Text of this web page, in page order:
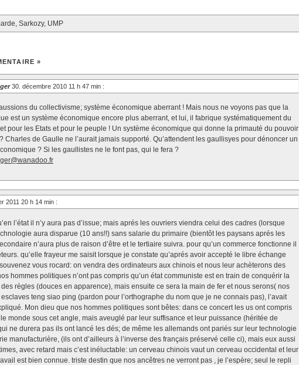
, Sarkozy, UMP
»
30. décembre 2010 11 h 47 min :
du collectivisme; système économique aberrant ! Mais nous ne voyons pas que la
est un système économique encore plus aberrant, et lui, il fabrique systématiquement du
pour les Etats et pour le peuple ! Un système économique qui donne la primauté du pouvoir
Charles de Gaulle ne l’aurait jamais supporté. Qu’attendent les gaullisyes pour dénoncer un
? Si les gaullistes ne le font pas, qui le fera ?
2011 20 h 14 min :
l’état il n’y aura pas d’issue; mais aprés les ouvriers viendra celui des cadres (lorsque
aura disparue (10 ans!!) sans salarie du primaire (bientôt les paysans aprés les
n’aura plus de raison d’être et le tertiaire suivra. pour qu’un commerce fonctionne il
qu’elle frayeur me saisit lorsque je constate qu’aprés avoir accepté le libre échange
vous rocard: on vendra des ordinateurs aux chinois et nous leur achèterons des
hommes politiques n’ont pas compris qu’un état communiste est en train de conquérir la
règles (douces en apparence), mais ensuite ce sera la main de fer et nous serons( nos
teng siao ping (pardon pour l’orthographe du nom que je ne connais pas), l’avait
Mon dieu que nos hommes politiques sont bêtes: dans ce concert les us ont compris
monde sous cet angle, mais aveuglé par leur suffisance et leur puissance (héritée de
ne durera pas ils ont lancé les dés; de même les allemands ont pariés sur leur technologie
manufacturière, (ils ont d’ailleurs à l’inverse des français préservé celle ci), mais eux aussi
avec retard mais c’est inéluctable: un cerveau chinois vaut un cerveau occidental et leur
est bien connue. triste destin que nos ancêtres ne verront pas , je l’espère; seul le repli